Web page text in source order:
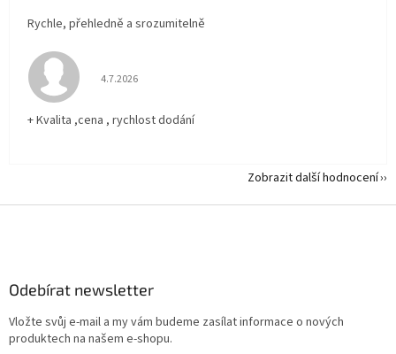
Rychle, přehledně a srozumitelně
Hodnocení obchodu je 5 z 5 hvězdiček.
4.7.2026
+ Kvalita ,cena , rychlost dodání
Zobrazit další hodnocení
Odebírat newsletter
Vložte svůj e-mail a my vám budeme zasílat informace o nových
produktech na našem e-shopu.